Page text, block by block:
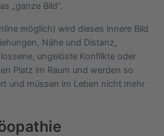
„ganze Bild“.
möglich) wird dieses innere Bild
Nähe und Distanz,
ungelöste Konflikte oder
Platz im Raum und werden so
und müssen im Leben nicht mehr